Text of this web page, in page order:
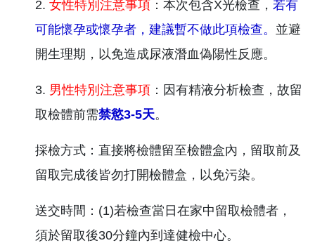
2. 女性特別注意事項 ：本次包含X光檢查， 若有
可能懷孕或懷孕者，建議暫不做此項檢查。 並避
開生理期，以免造成尿液潛血偽陽性反應。
3. 男性特別注意事項 ：因有精液分析檢查，故留
取檢體前需禁慾3-5天。
採檢方式：直接將檢體留至檢體盒內，留取前及
留取完成後皆勿打開檢體盒，以免污染。
送交時間：(1)若檢查當日在家中留取檢體者，
須於留取後30分鐘內到達健檢中心。